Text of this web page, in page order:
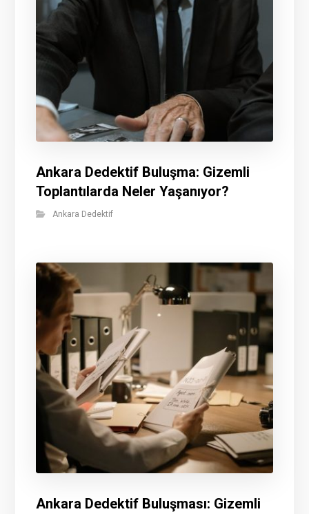
Ankara Dedektif Buluşma: Gizemli
Toplantılarda Neler Yaşanıyor?
Ankara Dedektif
Ankara Dedektif Buluşması: Gizemli